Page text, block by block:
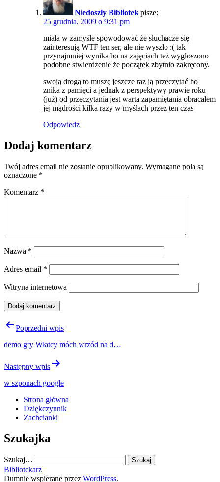
Niedoszły Bibliotek pisze:
25 grudnia, 2009 o 9:31 pm
miała w zamyśle spowodować że słuchacze się
zainteresują WTF ten ser, ale nie wyszło :( tak
przynajmniej wynika bo na zajęciach też wygłoszono
podobne stwierdzenie że początek zbytnio zakręcony.
swoją drogą to muszę jeszcze raz ją przeczytać bo
znika z pamięci a jednak z perspektywy prawie roku
(już) od przeczytania jest warta zapamiętania obracałem
jej mądrości kilka razy w myślach przez ten czas
Odpowiedz
Dodaj komentarz
Twój adres email nie zostanie opublikowany. Wymagane pola są
oznaczone *
Komentarz *
Nazwa *
Adres email *
Witryna internetowa
Nawigacja
Poprzedni wpis
demo gry Włatcy móch wrzód na d…
Następny wpis
w szponach google
Strona główna
Dziękczynnik
Zachcianki
Szukajka
Szukaj…
Bibliotekarz
Dumnie wspierane przez WordPress.